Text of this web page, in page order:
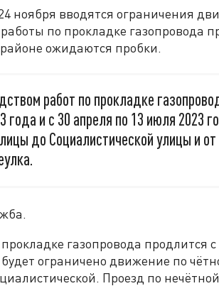
ноября вводятся ограничения
по прокладке газопровода
ожидаются пробки.
работ по прокладке
года и с 30 апреля по 13 июля 2023
до Социалистической улицы и
газопровода продлится
ограничено движение по
Проезд по